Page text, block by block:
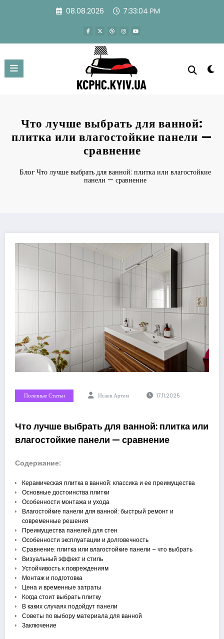
08.08.2026 7:33:04 PM
Что лучше выбрать для ванной:
плитка или влагостойкие панели —
сравнение
Блог Что лучше выбрать для ванной: плитка или влагостойкие
панели — сравнение
Полезные Статьи Исаев Артем 17.11.2025
Что лучше выбрать для ванной: плитка или
влагостойкие панели — сравнение
Содержание:
Керамическая плитка в ванной: классика и ее преимущества
Основные достоинства плитки
Особенности монтажа и ухода
Влагостойкие панели для ванной: быстрый ремонт и
современные решения
Преимущества панелей для стен
Особенности эксплуатации и долговечность
Сравнение: плитка или влагостойкие панели – что выбрать
Визуальный эффект и стиль
Устойчивость к повреждениям
Монтаж и подготовка
Цена и временные затраты
Когда стоит выбрать плитку
В каких случаях подойдут панели
Советы по выбору материала для ванной
Заключение